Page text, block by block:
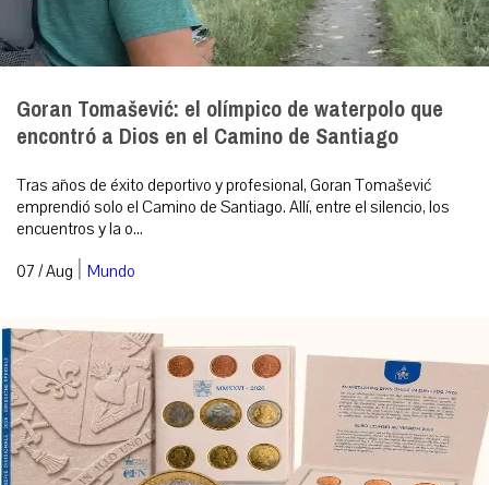
Goran Tomašević: el olímpico de waterpolo que
encontró a Dios en el Camino de Santiago
Tras años de éxito deportivo y profesional, Goran Tomašević
emprendió solo el Camino de Santiago. Allí, entre el silencio, los
encuentros y la o...
07 / Aug | Mundo